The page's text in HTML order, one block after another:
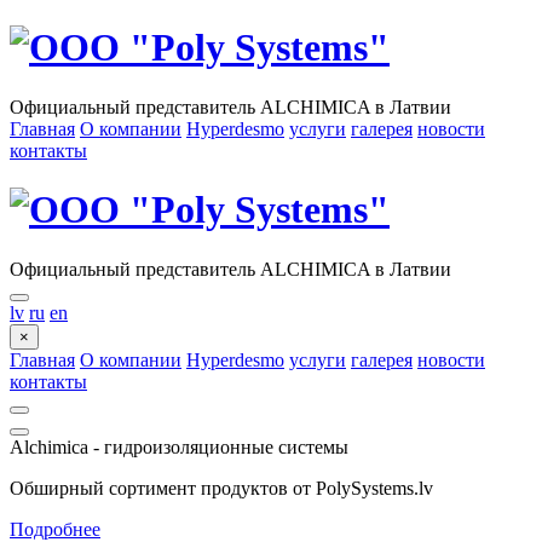
Официальный представитель ALCHIMICA в Латвии
Главная О компании Hyperdesmo услуги галерея новости
контакты
Официальный представитель ALCHIMICA в Латвии
lv ru en
×
Главная О компании Hyperdesmo услуги галерея новости
контакты
Alchimica - гидроизоляционные системы
Обширный сортимент продуктов от PolySystems.lv
Подробнее